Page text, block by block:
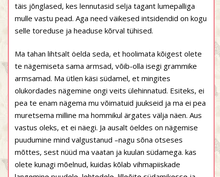
täis jõnglased, kes lennutasid selja tagant lumepalliga
mulle vastu pead. Aga need väikesed intsidendid on kogu
selle toreduse ja headuse kõrval tühised.
Ma tahan lihtsalt öelda seda, et hoolimata kõigest olete
te nägemiseta sama armsad, võib-olla isegi grammike
armsamad. Ma ütlen käsi südamel, et mingites
olukordades nägemine ongi veits ülehinnatud. Esiteks, ei
pea te enam nägema mu võimatuid juukseid ja ma ei pea
muretsema milline ma hommikul ärgates välja näen. Aus
vastus oleks, et ei näegi. Ja ausalt öeldes on nägemise
puudumine mind valgustanud –nagu sõna otseses
mõttes, sest nüüd ma vaatan ja kuulan südamega. kas
olete kunagi mõelnud, kuidas kõlab vihmapiiskade